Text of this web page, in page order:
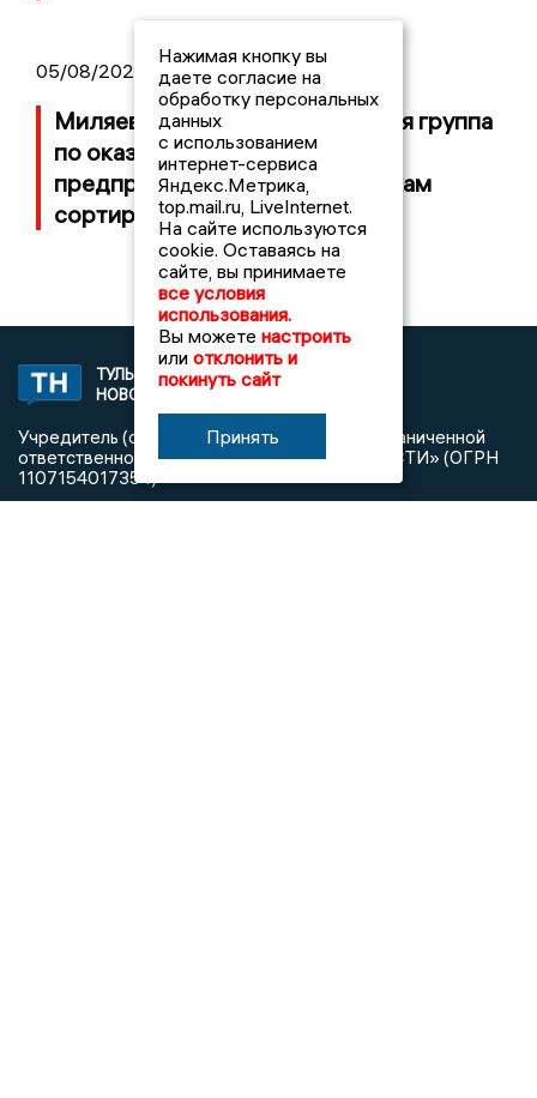
05/08/2026 18:36
Миляев: Будет создана рабочая группа
по оказанию содействия
предпринимателям и работникам
сортировочного центра WB
ТУЛЬСКИЕ
НОВОСТИ
2008 © NEWSTULA.RU | СИ
«Тульские новости»
Учредитель (соучредители): Общество с ограниченной
ответственностью «РЕГИОНАЛЬНЫЕ НОВОСТИ» (ОГРН
1107154017354)
Нажимая кнопку вы
даете согласие на
обработку персональных
данных
с использованием
интернет-сервиса
Яндекс.Метрика,
top.mail.ru, LiveInternet.
На сайте используются
cookie. Оставаясь на
сайте, вы принимаете
все условия
использования.
Вы можете настроить
или отклонить и
покинуть сайт
Принять